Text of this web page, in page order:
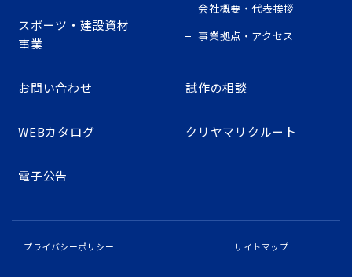
スポーツ・建設資材
事業
会社概要・代表挨拶
事業拠点・アクセス
お問い合わせ 試作の相談
WEBカタログ クリヤマリクルート
電子公告
プライバシーポリシー サイトマップ